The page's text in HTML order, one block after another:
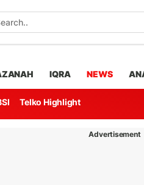
IQRA NEWS
Telko Highlight
Advertisement